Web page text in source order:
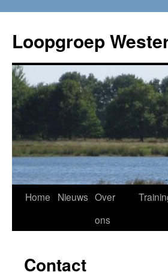
Loopgroep
Home Nieuws Over
ons
Contact